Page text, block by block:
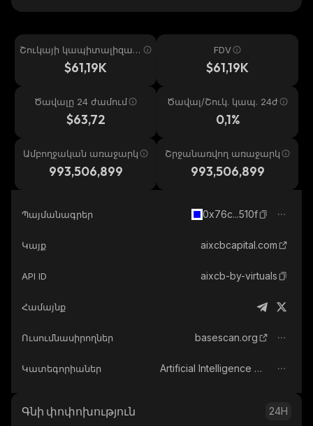
Շուկայի կապիտալիզաց
$61,19K
FDV
$61,19K
Ծավալը 24 ժամում
$63,72
Ծավալ/Շուկ. կապ. 24ժ
0,1%
Ամբողջական առաջարկ
993,506,899
Շրջանառվող առաջարկ
993,506,899
Պայմանագրեր 0x76c...510f
Կայք aixcbcapital.com
API ID aixcb-by-virtuals
Համայնք
Ուսումնասիրողներ basescan.org
Կատեգորիաներ Artificial Intelligence (AI)
Գնի փոփոխություն 24H